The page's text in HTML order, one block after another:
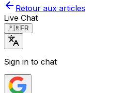
Retour aux articles
Live Chat
🇫🇷FR
Sign in to chat